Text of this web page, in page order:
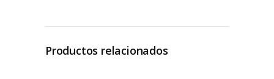
Productos relacionados